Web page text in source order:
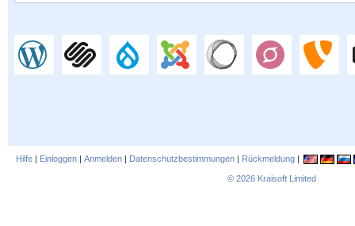
Hilfe | Einloggen | Anmelden | Datenschutzbestimmungen | Rückmeldung |
© 2026 Kraisoft Limited